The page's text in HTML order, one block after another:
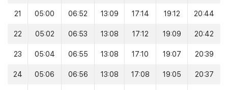
21 05:00 06:52 13:09 17:14 19:12 20:44
22 05:02 06:53 13:08 17:12 19:09 20:42
23 05:04 06:55 13:08 17:10 19:07 20:39
24 05:06 06:56 13:08 17:08 19:05 20:37